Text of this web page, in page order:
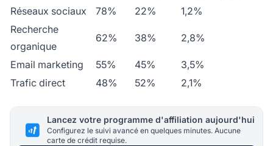
Réseaux sociaux
78% 22%
1,2%
Recherche
organique
62% 38% 2,8%
Email marketing 55% 45%
3,5%
Trafic direct
48% 52% 2,1%
Lancez votre programme d'affiliation aujourd'hui
Configurez le suivi avancé en quelques minutes. Aucune
carte de crédit requise.